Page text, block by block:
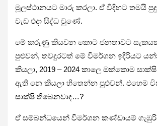
මූල­ස්ථා­න­යට මාරු කරලා. ඒ විදි­හට තමයි
වැඩ එදා සිද්ධ වුණේ.
මේ කරුණු කිය­වන කොට ජන­තා­වට
පුළු­වන්, තව­දු­ර­ටත් මේ විම­ර්ශන ඉදි­රි­යට
කියලා, 2019 – 2024 කාලෙ ඔක්කොම
ඇති නෙ කියලා හිතෙන්න පුළු­වන්. එහෙම
සාක්ෂි තිබෙ­න­වාද…?
ඒ සම්බ­න්ධ­යෙන් විම­ර්ශන කණ්ඩා­යම්